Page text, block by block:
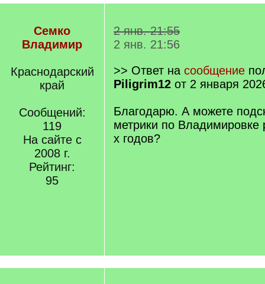
Семко
Владимир
Краснодарский
край
Сообщений:
119
На сайте с
2008 г.
Рейтинг:
95
2 янв. 21:55
2 янв. 21:56
>> Ответ на сообщение
Piligrim12 от 2 января
Благодарю. А можете
метрики по Владимировке
х годов?